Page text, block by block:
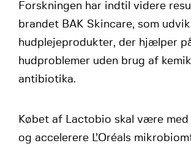
Forskningen har indtil videre
brandet BAK Skincare, som
hudplejeprodukter, der hjælper
hudproblemer uden brug af
antibiotika.
Købet af Lactobio skal være
og accelerere L’Oréals